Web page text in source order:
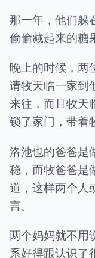
那一年，他们躲
偷偷藏起来的糖
晚上的时候，两
请牧天临一家到
来往，而且牧天
锁了家门，带着
洛池也的爸爸是
稳，而牧爸爸是
道，这样两个人
言。
两个妈妈就不用
系好得跟认识了